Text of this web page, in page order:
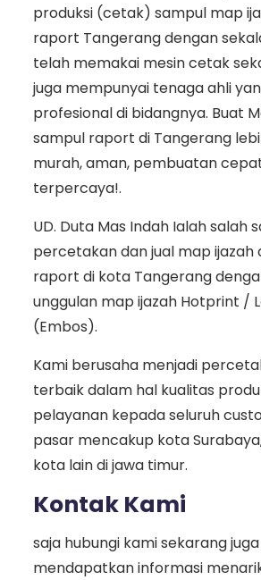
produksi (cetak) sampul map
raport Tangerang dengan
telah memakai mesin cetak
juga mempunyai tenaga ahli
profesional di bidangnya. Buat
sampul raport di Tangerang
murah, aman, pembuatan
terpercaya!.
UD. Duta Mas Indah Ialah salah
percetakan dan jual map ijazah
raport di kota Tangerang
unggulan map ijazah Hotprint /
(Embos).
Kami berusaha menjadi
terbaik dalam hal kualitas
pelayanan kepada seluruh
pasar mencakup kota
kota lain di jawa timur.
Kontak Kami
saja hubungi kami sekarang
mendapatkan informasi